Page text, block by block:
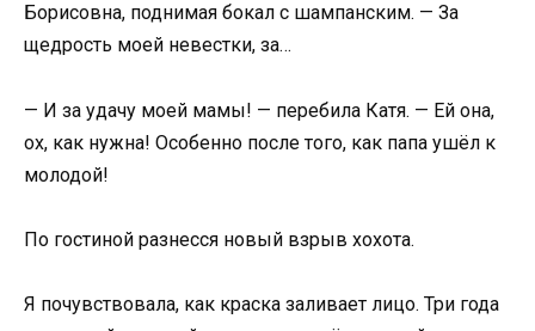
Борисовна, поднимая бокал с шампанским. — За
щедрость моей невестки, за…
— И за удачу моей мамы! — перебила Катя. — Ей она,
ох, как нужна! Особенно после того, как папа ушёл к
молодой!
По гостиной разнесся новый взрыв хохота.
Я почувствовала, как краска заливает лицо. Три года